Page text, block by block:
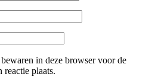
in deze browser voor de
reactie plaats.